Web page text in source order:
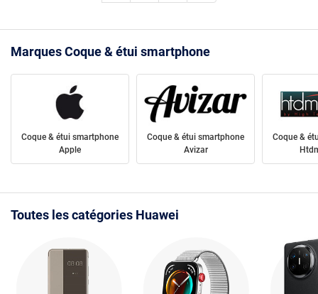
Marques Coque & étui smartphone
Coque & étui smartphone
Apple
Coque & étui smartphone
Avizar
Coque &
Toutes les catégories Huawei